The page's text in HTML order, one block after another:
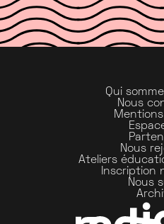
Qui
Nous
Nous
Ateliers
Inscription
Nous